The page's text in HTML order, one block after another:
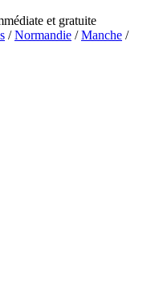
et gratuite
/Normandie /Manche /